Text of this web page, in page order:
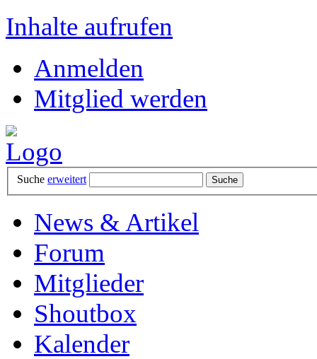
Inhalte aufrufen
Anmelden
Mitglied werden
Suche erweitert
News & Artikel
Forum
Mitglieder
Shoutbox
Kalender